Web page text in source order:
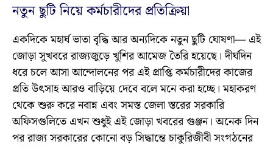
নতুন ছুটি নিয়ে কর্মচারীদের প্রতিক্রিয়া
একদিকে মহার্ঘ ভাতা বৃদ্ধি আর অন্যদিকে নতুন ছুটি ঘোষণা— এই
জোড়া সুখবরে রাজ্যজুড়ে খুশির আমেজ তৈরি হয়েছে। দীর্ঘদিন
ধরে চলে আসা আন্দোলনের পর এই প্রাপ্তি কর্মচারীদের কাজের
প্রতি উৎসাহ আরও বাড়িয়ে দেবে বলে মনে করা হচ্ছে। মহাকরণ
থেকে শুরু করে নবান্ন এবং সমস্ত জেলা স্তরের সরকারি
অফিসগুলিতে এখন শুধুই এই জোড়া খবরের গুঞ্জন। অনেক দিন
পর রাজ্য সরকারের কোনো বড় সিদ্ধান্তে চাকুরিজীবী সংগঠনের